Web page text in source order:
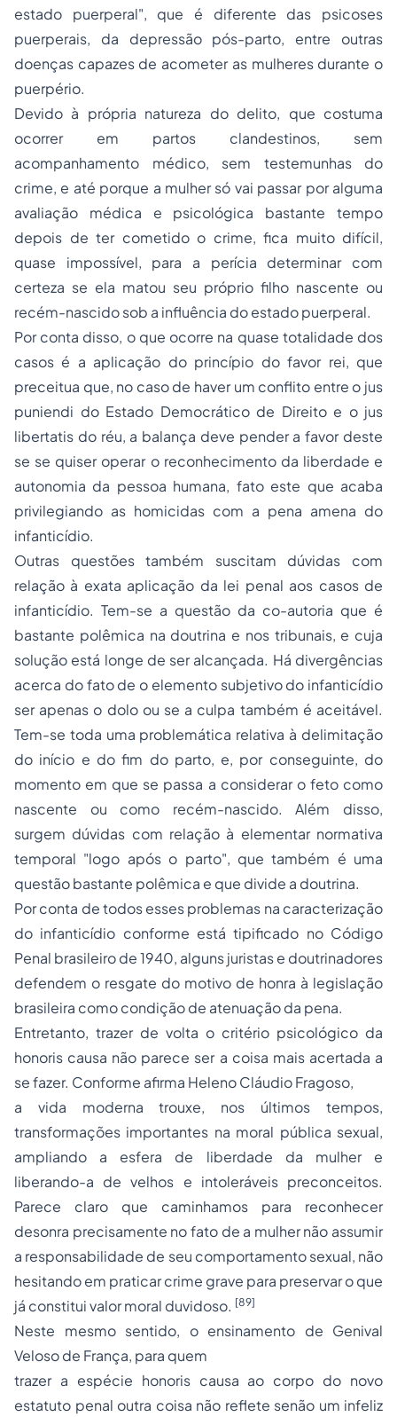
estado puerperal", que é diferente das psicoses
puerperais, da depressão pós-parto, entre outras
doenças capazes de acometer as mulheres durante o
puerpério.
Devido à própria natureza do delito, que costuma
ocorrer em partos clandestinos, sem
acompanhamento médico, sem testemunhas do
crime, e até porque a mulher só vai passar por alguma
avaliação médica e psicológica bastante tempo
depois de ter cometido o crime, fica muito difícil,
quase impossível, para a perícia determinar com
certeza se ela matou seu próprio filho nascente ou
recém-nascido sob a influência do estado puerperal.
Por conta disso, o que ocorre na quase totalidade dos
casos é a aplicação do princípio do favor rei, que
preceitua que, no caso de haver um conflito entre o jus
puniendi do Estado Democrático de Direito e o jus
libertatis do réu, a balança deve pender a favor deste
se se quiser operar o reconhecimento da liberdade e
autonomia da pessoa humana, fato este que acaba
privilegiando as homicidas com a pena amena do
infanticídio.
Outras questões também suscitam dúvidas com
relação à exata aplicação da lei penal aos casos de
infanticídio. Tem-se a questão da co-autoria que é
bastante polêmica na doutrina e nos tribunais, e cuja
solução está longe de ser alcançada. Há divergências
acerca do fato de o elemento subjetivo do infanticídio
ser apenas o dolo ou se a culpa também é aceitável.
Tem-se toda uma problemática relativa à delimitação
do início e do fim do parto, e, por conseguinte, do
momento em que se passa a considerar o feto como
nascente ou como recém-nascido. Além disso,
surgem dúvidas com relação à elementar normativa
temporal "logo após o parto", que também é uma
questão bastante polêmica e que divide a doutrina.
Por conta de todos esses problemas na caracterização
do infanticídio conforme está tipificado no Código
Penal brasileiro de 1940, alguns juristas e doutrinadores
defendem o resgate do motivo de honra à legislação
brasileira como condição de atenuação da pena.
Entretanto, trazer de volta o critério psicológico da
honoris causa não parece ser a coisa mais acertada a
se fazer. Conforme afirma Heleno Cláudio Fragoso,
a vida moderna trouxe, nos últimos tempos,
transformações importantes na moral pública sexual,
ampliando a esfera de liberdade da mulher e
liberando-a de velhos e intoleráveis preconceitos.
Parece claro que caminhamos para reconhecer
desonra precisamente no fato de a mulher não assumir
a responsabilidade de seu comportamento sexual, não
hesitando em praticar crime grave para preservar o que
já constitui valor moral duvidoso. [89]
Neste mesmo sentido, o ensinamento de Genival
Veloso de França, para quem
trazer a espécie honoris causa ao corpo do novo
estatuto penal outra coisa não reflete senão um infeliz